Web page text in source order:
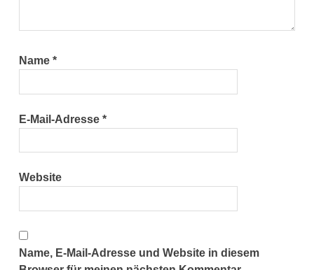
Name*
E-Mail-Adresse*
Website
Name, E-Mail-Adresse und Website in diesem